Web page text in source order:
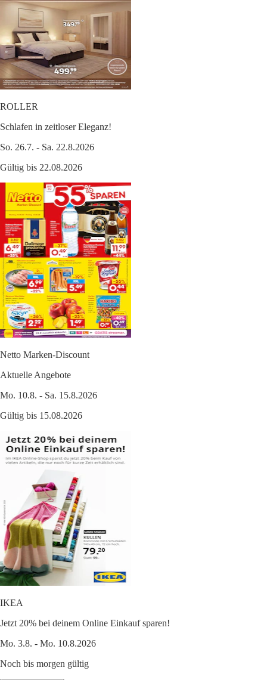
ROLLER
Schlafen in zeitloser Eleganz!
So. 26.7. - Sa. 22.8.2026
Gültig bis 22.08.2026
Netto Marken-Discount
Aktuelle Angebote
Mo. 10.8. - Sa. 15.8.2026
Gültig bis 15.08.2026
IKEA
Jetzt 20% bei deinem Online Einkauf sparen!
Mo. 3.8. - Mo. 10.8.2026
Noch bis morgen gültig